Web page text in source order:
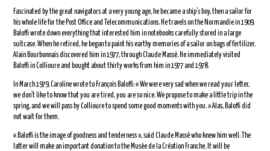
Fascinated by the great navigators at a very young age, he became a ship’s boy, then a sailor for
his whole life for the Post Office and Telecommunications. He travels on the Normandie in 1909.
Baloffi wrote down everything that interested him in notebooks carefully stored in a large
suitcase. When he retired, he began to paint his earthy memories of a sailor on bags of fertilizer.
Alain Bourbonnais discovered him in 1977, through Claude Massé. He immediately visited
Baloffi in Collioure and bought about thirty works from him in 1977 and 1978.
In March 1979, Caroline wrote to François Baloffi: « We were very sad when we read your letter,
we don’t like to know that you are tired, you are so nice. We propose to make a little trip in the
spring, and we will pass by Collioure to spend some good moments with you. » Alas, Baloffi did
not wait for them.
« Baloffi is the image of goodness and tenderness », said Claude Massé who knew him well. The
latter will make an important donation to the Musée de la Création Franche. It will be